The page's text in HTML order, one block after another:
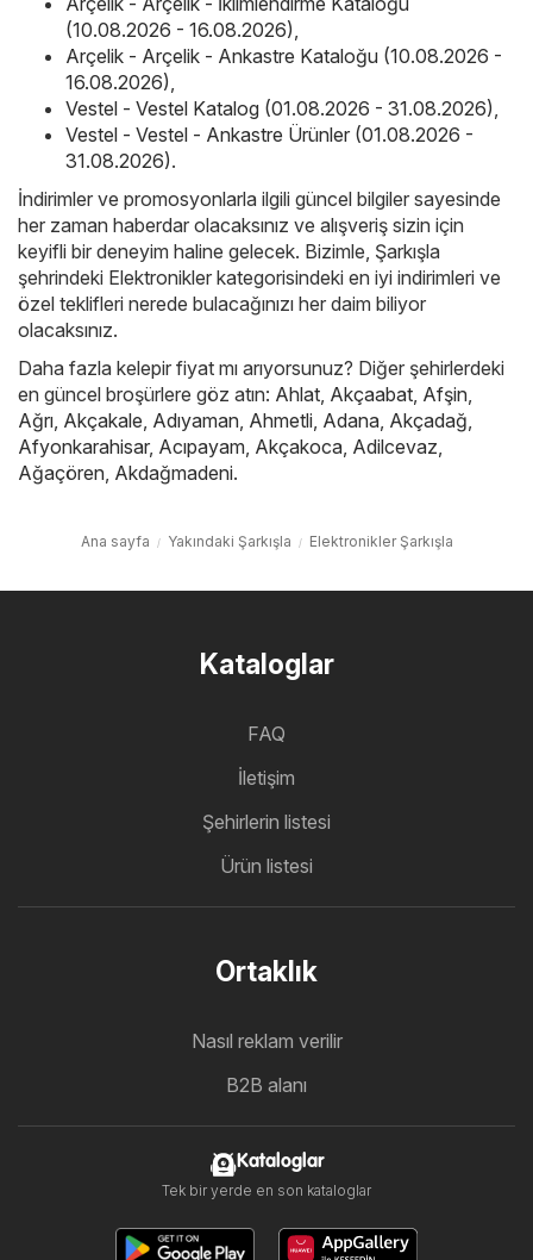
(10.08.2026 - 16.08.2026),
Arçelik - Arçelik - Ankastre Kataloğu (10.08.2026 -
16.08.2026),
Vestel - Vestel Katalog (01.08.2026 - 31.08.2026),
Vestel - Vestel - Ankastre Ürünler (01.08.2026 -
31.08.2026).
İndirimler ve promosyonlarla ilgili güncel bilgiler sayesinde
her zaman haberdar olacaksınız ve alışveriş sizin için
keyifli bir deneyim haline gelecek. Bizimle, Şarkışla
şehrindeki Elektronikler kategorisindeki en iyi indirimleri ve
özel teklifleri nerede bulacağınızı her daim biliyor
olacaksınız.
Daha fazla kelepir fiyat mı arıyorsunuz? Diğer şehirlerdeki
en güncel broşürlere göz atın: Ahlat, Akçaabat, Afşin,
Ağrı, Akçakale, Adıyaman, Ahmetli, Adana, Akçadağ,
Afyonkarahisar, Acıpayam, Akçakoca, Adilcevaz,
Ağaçören, Akdağmadeni.
Ana sayfa Yakındaki Şarkışla Elektronikler Şarkışla
Kataloglar
FAQ
İletişim
Şehirlerin listesi
Ürün listesi
Ortaklık
Nasıl reklam verilir
B2B alanı
Kataloglar
Tek bir yerde en son kataloglar